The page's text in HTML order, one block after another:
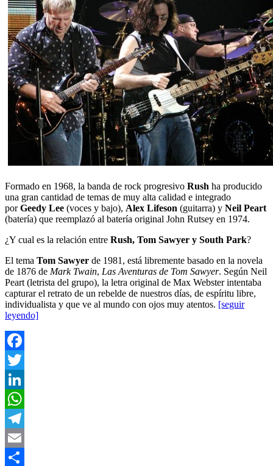
Formado en 1968, la banda de rock progresivo Rush ha producido
una gran cantidad de temas de muy alta calidad e integrado
porGeedy Lee (voces y bajo), Alex Lifeson (guitarra) y Neil Peart
(batería) que reemplazó al batería original John Rutsey en 1974.
¿Y cual es la relación entre Rush, Tom Sawyer y South Park?
El tema Tom Sawyer de 1981, está libremente basado en la novela
de 1876 de Mark Twain, Las Aventuras de Tom Sawyer. Según Neil
Peart (letrista del grupo), la letra original de Max Webster intentaba
capturar el retrato de un rebelde de nuestros días, de espíritu libre,
individualista y que ve al mundo con ojos muy atentos. [seguir
leyendo]
Facebook
Twitter
LinkedIn
WhatsApp
Telegram
Email